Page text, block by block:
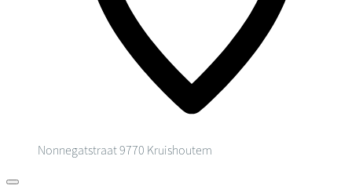
Nonnegatstraat9770 Kruishoutem